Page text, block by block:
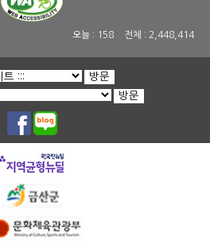
오늘 : 158 전체 : 2,448,414